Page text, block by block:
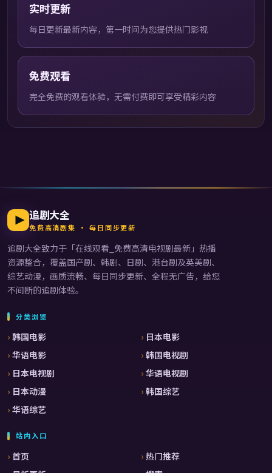
实时更新
每日更新最新内容，第一时间为您提供热门影视
免费观看
完全免费的观看体验，无需付费即可享受精彩内容
追剧大全
免费高清剧集 · 每日同步更新
追剧大全致力于「在线观看_免费高清电视剧最新 」热播
资源整合，覆盖国产剧、韩剧、日剧、港台剧及英美剧、
综艺动漫，画质流畅、每日同步更新、全程无广告，给您
不间断的追剧体验。
分类浏览
韩国电影
日本电影
华语电影
韩国电视剧
日本电视剧
华语电视剧
日本动漫
韩国综艺
华语综艺
站内入口
首页
热门推荐